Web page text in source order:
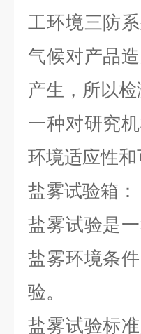
工环境三防
气候对产品
产生，所以
一种对研究
环境适应性
盐雾试验箱：
盐雾试验是
盐雾环境条
验。
盐雾试验标